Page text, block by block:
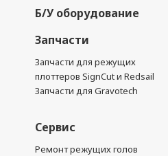
Б/У оборудование
Запчасти
Запчасти для режущих
плоттеров SignCut и Redsail
Запчасти для Gravotech
Сервис
Ремонт режущих голов